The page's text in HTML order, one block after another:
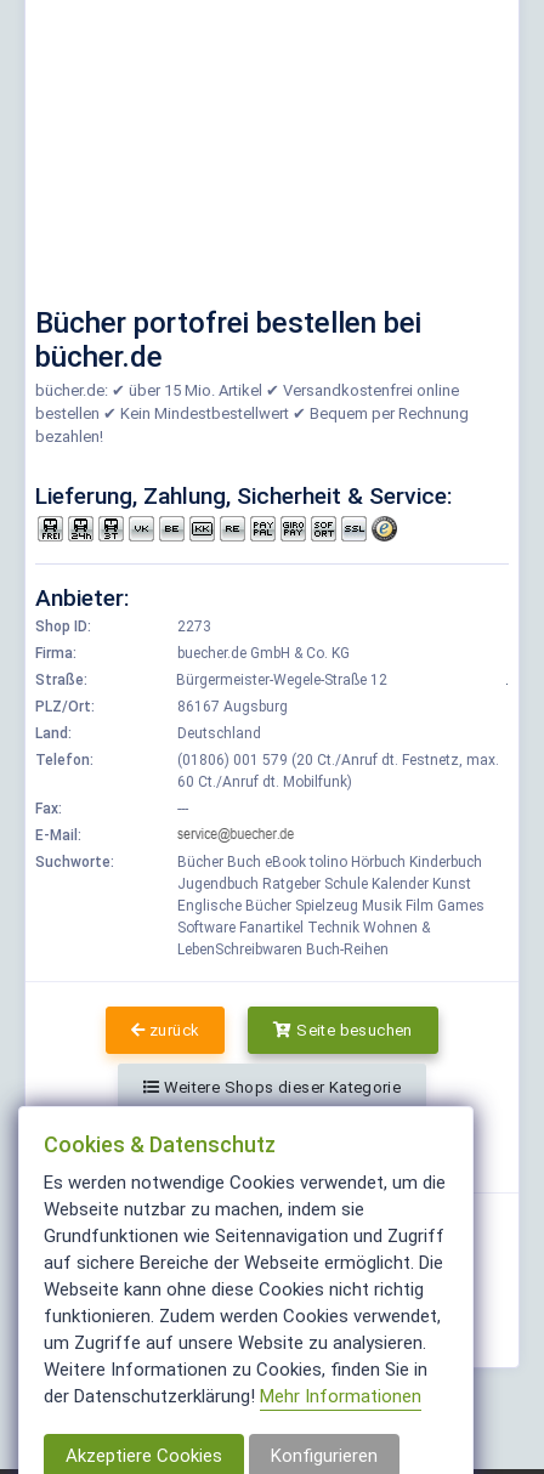
Bücher portofrei bestellen bei
bücher.de
bücher.de: ✔ über 15 Mio. Artikel ✔ Versandkostenfrei online
bestellen ✔ Kein Mindestbestellwert ✔ Bequem per Rechnung
bezahlen!
Lieferung, Zahlung, Sicherheit & Service:
Anbieter:
Shop ID:
2273
Firma:
buecher.de GmbH & Co. KG
Straße:
Bürgermeister-Wegele-Straße 12
PLZ/Ort:
86167 Augsburg
Land:
Deutschland
Telefon:
(01806) 001 579 (20 Ct./Anruf dt. Festnetz, max.
60 Ct./Anruf dt. Mobilfunk)
Fax:
---
E-Mail:
Suchworte:
Bücher Buch eBook tolino Hörbuch Kinderbuch
Jugendbuch Ratgeber Schule Kalender Kunst
Englische Bücher Spielzeug Musik Film Games
Software Fanartikel Technik Wohnen &
LebenSchreibwaren Buch-Reihen
zurück Seite besuchen
Weitere Shops dieser Kategorie
Teilen
Cookies & Datenschutz
Es werden notwendige Cookies verwendet, um die
Webseite nutzbar zu machen, indem sie
Grundfunktionen wie Seitennavigation und Zugriff
auf sichere Bereiche der Webseite ermöglicht. Die
Webseite kann ohne diese Cookies nicht richtig
funktionieren. Zudem werden Cookies verwendet,
um Zugriffe auf unsere Website zu analysieren.
Weitere Informationen zu Cookies, finden Sie in
der Datenschutzerklärung! Mehr Informationen
Akzeptiere Cookies Konfigurieren